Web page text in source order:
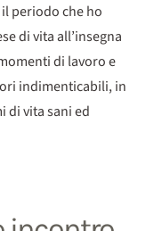
periodo che ho
di vita all’insegna
di lavoro e
indimenticabili, in
di vita sani ed